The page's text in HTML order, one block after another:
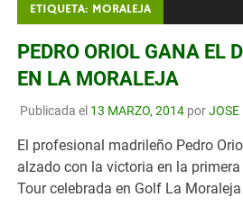
ETIQUETA: MORALEJA
PEDRO ORIOL GANA EL
EN LA MORALEJA
Publicada el 13 MARZO, 2014porJOSE
El profesional madrileño Pedro
alzado con la victoria en la
Tour celebrada en Golf La